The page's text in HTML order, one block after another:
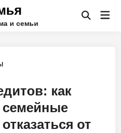
и семьи
Открыть
как
семейные
от